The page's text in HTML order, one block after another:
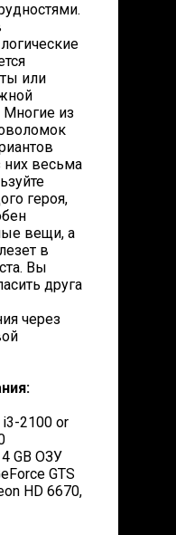
или
Многие из
весьма
героя,
вещи, а
в
Вы
друга
через
2100 or
GB ОЗУ
GTS
HD 6670,